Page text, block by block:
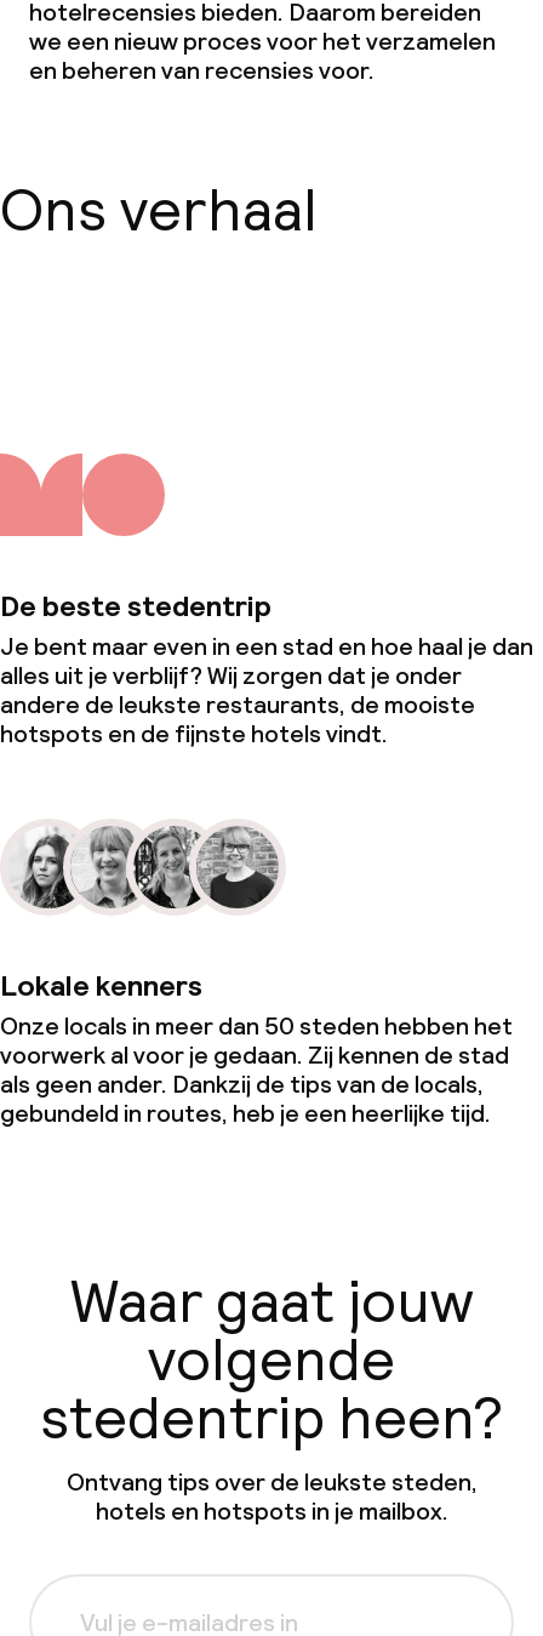
hotelrecensies bieden. Daarom bereiden
we een nieuw proces voor het verzamelen
en beheren van recensies voor.
Ons verhaal
De beste stedentrip
Je bent maar even in een stad en hoe haal je dan
alles uit je verblijf? Wij zorgen dat je onder
andere de leukste restaurants, de mooiste
hotspots en de fijnste hotels vindt.
Lokale kenners
Onze locals in meer dan 50 steden hebben het
voorwerk al voor je gedaan. Zij kennen de stad
als geen ander. Dankzij de tips van de locals,
gebundeld in routes, heb je een heerlijke tijd.
Waar gaat jouw
volgende
stedentrip heen?
Ontvang tips over de leukste steden,
hotels en hotspots in je mailbox.